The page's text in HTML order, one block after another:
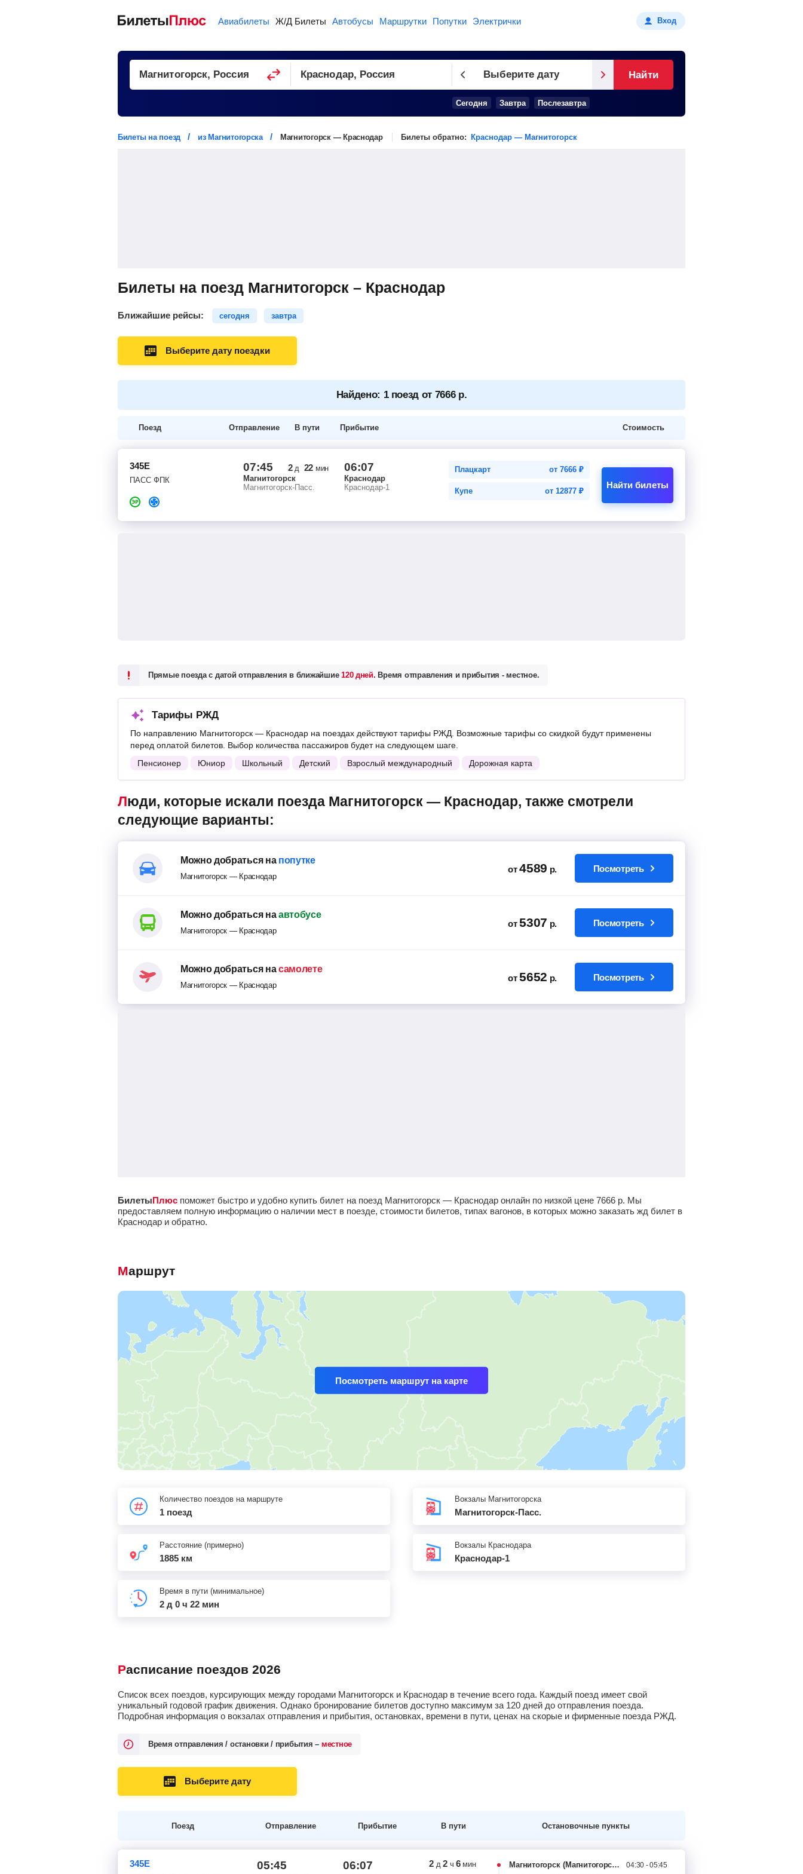
Авиабилеты Ж/Д Билеты Автобусы Маршрутки Попутки Электрички Вход
Выберите дату
Сегодня Завтра Послезавтра
Найти
Билеты на поезд из Магнитогорска Магнитогорск — Краснодар Билеты обратно: Краснодар — Магнитогорск
Билеты на поезд Магнитогорск – Краснодар
Ближайшие рейсы: сегодня завтра
Выберите дату поездки
Найдено: 1 поезд от 7666 р.
Поезд Отправление В пути Прибытие Стоимость
345Е
ПАСС ФПК
07:45 2д 22 мин
Магнитогорск
Магнитогорск-Пасс.
06:07
Краснодар
Краснодар-1
Плацкарт от 7666 ₽
Купе от 12877 ₽
Найти билеты
Прямые поезда с датой отправления в ближайшие120 дней. Время отправления и прибытия - местное.
Тарифы РЖД
По направлению Магнитогорск — Краснодар на поездах действуют тарифы РЖД. Возможные тарифы со скидкой будут применены
перед оплатой билетов. Выбор количества пассажиров будет на следующем шаге.
Пенсионер
Юниор Школьный Детский Взрослый международный Дорожная карта
Люди, которые искали поезда Магнитогорск — Краснодар, также смотрели
следующие варианты:
Можно добраться на попутке
Магнитогорск — Краснодар
от4589 р. Посмотреть
Можно добраться наавтобусе
Магнитогорск — Краснодар
от5307 р. Посмотреть
Можно добраться насамолете
Магнитогорск — Краснодар
от5652 р. Посмотреть
БилетыПлюс поможет быстро и удобно купить билет на поезд Магнитогорск — Краснодар онлайн по низкой цене 7666 р. Мы
предоставляем полную информацию о наличии мест в поезде, стоимости билетов, типах вагонов, в которых можно заказать жд билет в
Краснодар и обратно.
Маршрут
Посмотреть маршрут на карте
Количество поездов на маршруте
1 поезд
Расстояние (примерно)
1885 км
Время в пути (минимальное)
2 д 0 ч 22 мин
Вокзалы Магнитогорска
Магнитогорск-Пасс.
Вокзалы Краснодара
Краснодар-1
Расписание поездов 2026
Список всех поездов, курсирующих между городами Магнитогорск и Краснодар в течение всего года. Каждый поезд имеет свой
уникальный годовой график движения. Однако бронирование билетов доступно максимум за 120 дней до отправления поезда.
Подробная информация о вокзалах отправления и прибытия, остановках, времени в пути, ценах на скорые и фирменные поезда РЖД.
Время отправления / остановки / прибытия – местное
Выберите дату
Поезд Отправление Прибытие В пути Остановочные пункты
345Е 05:45 06:07 2 д 2 ч 6 мин Магнитогорск (Магнитогорск-Пасс.) 04:30 - 05:45